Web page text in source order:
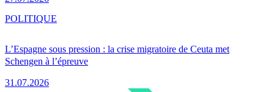
L’Espagne sous pression : la crise migratoire de Ceuta met
Schengen à l’épreuve
31.07.2026
POLITIQUE